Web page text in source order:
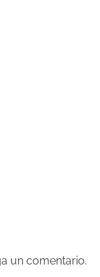
un comentario.